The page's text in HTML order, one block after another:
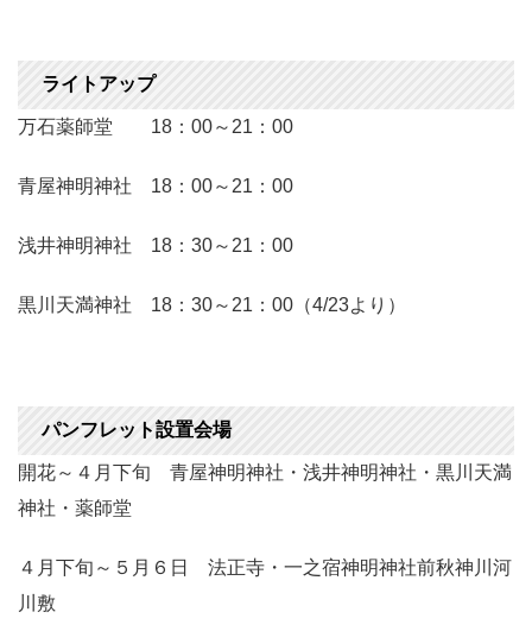
ライトアップ
万石薬師堂 18：00～21：00
青屋神明神社 18：00～21：00
浅井神明神社 18：30～21：00
黒川天満神社 18：30～21：00（4/23より）
パンフレット設置会場
開花～４月下旬 青屋神明神社・浅井神明神社・黒川天満
神社・薬師堂
４月下旬～５月６日 法正寺・一之宿神明神社前秋神川河
川敷